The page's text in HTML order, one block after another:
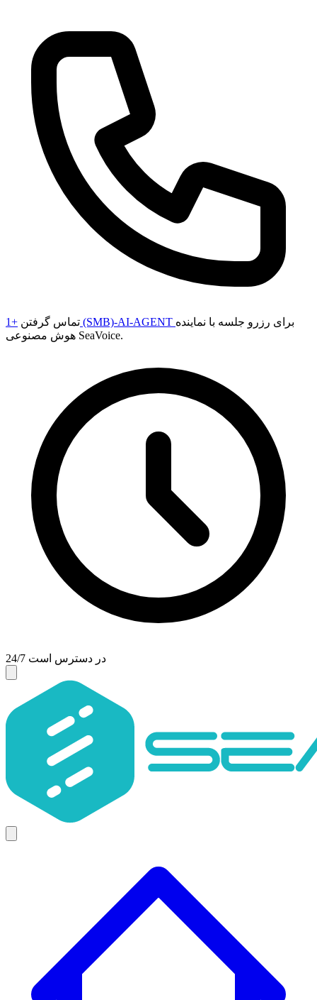
تماس گرفتن +1 (SMB)-AI-AGENT برای رزرو جلسه با نماینده
هوش مصنوعی SeaVoice.
24/7 در دسترس است